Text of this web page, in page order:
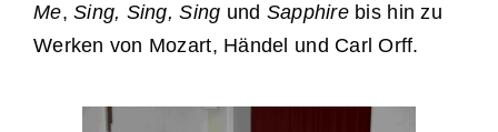
Me,Sing, Sing, Sing und Sapphirebis hin zu
Werken von Mozart, Händel und Carl Orff.